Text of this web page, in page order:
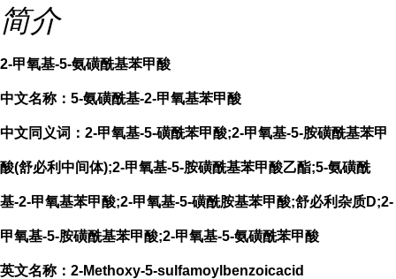
简介
2-甲氧基-5-氨磺酰基苯甲酸
中文名称：5-氨磺酰基-2-甲氧基苯甲酸
中文同义词：2-甲氧基-5-磺酰苯甲酸;2-甲氧基-5-胺磺酰基苯甲
酸(舒必利中间体);2-甲氧基-5-胺磺酰基苯甲酸乙酯;5-氨磺酰
基-2-甲氧基苯甲酸;2-甲氧基-5-磺酰胺基苯甲酸;舒必利杂质D;2-
甲氧基-5-胺磺酰基苯甲酸;2-甲氧基-5-氨磺酰苯甲酸
英文名称：2-Methoxy-5-sulfamoylbenzoicacid